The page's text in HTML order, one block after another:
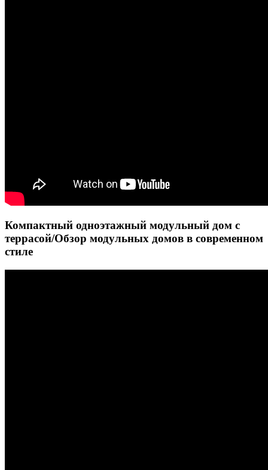
Компактный одноэтажный модульный дом с
террасой/Обзор модульных домов в современном
стиле